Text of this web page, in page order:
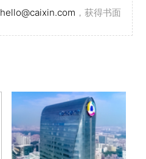
hello@caixin.com ，获得书面